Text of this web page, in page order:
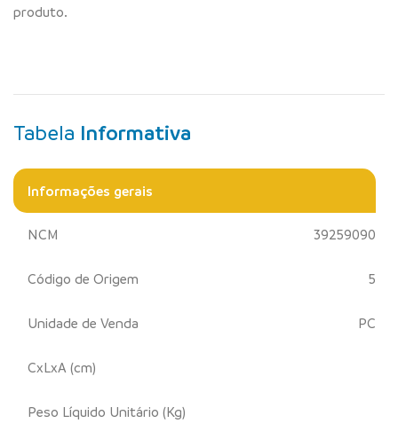
produto.
Tabela Informativa
Informações gerais
NCM 39259090
Código de Origem 5
Unidade de Venda PC
CxLxA (cm)
Peso Líquido Unitário (Kg)